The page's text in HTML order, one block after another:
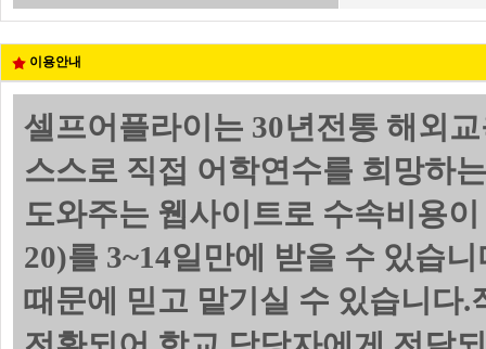
이용안내
셀프어플라이는 30년전통 해외
스스로 직접 어학연수를 희망하
도와주는 웹사이트로 수속비용
20)를 3~14일만에 받을 수 있습
때문에 믿고 맡기실 수 있습니다.